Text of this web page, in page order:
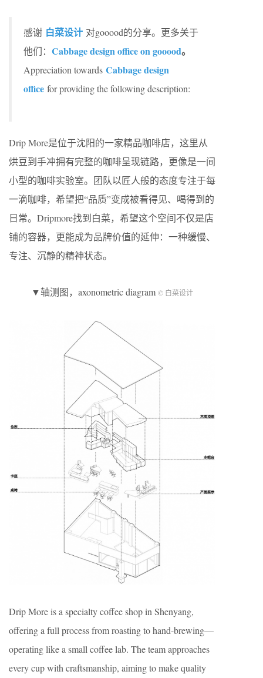
感谢 白菜设计 对gooood的分享。更多关于
他们： Cabbage design office on gooood。
Appreciation towards Cabbage design
office for providing the following description:
Drip More是位于沈阳的一家精品咖啡店，这里从
烘豆到手冲拥有完整的咖啡呈现链路，更像是一间
小型的咖啡实验室。团队以匠人般的态度专注于每
一滴咖啡，希望把“品质”变成被看得见、喝得到的
日常。Dripmore找到白菜，希望这个空间不仅是店
铺的容器，更能成为品牌价值的延伸：一种缓慢、
专注、沉静的精神状态。
▼轴测图，axonometric diagram © 白菜设计
Drip More is a specialty coffee shop in Shenyang,
offering a full process from roasting to hand-brewing—
operating like a small coffee lab. The team approaches
every cup with craftsmanship, aiming to make quality